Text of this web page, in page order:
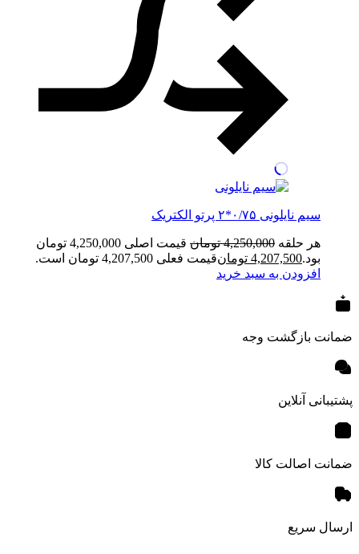
سیم نایلونی ۰/۷۵*۲ پرتو الکتریک
هر حلقه 4,250,000 تومان
قیمت اصلی 4,250,000 تومان
بود.4,207,500 تومانقیمت فعلی 4,207,500 تومان است.
افزودن به سبد خرید
ضمانت بازگشت وجه
پشتیبانی آنلاین
ضمانت اصالت کالا
ارسال سریع